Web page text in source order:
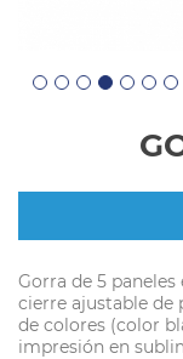
Gorra de 5
cierre ajustable de
de colores (color
impresión en